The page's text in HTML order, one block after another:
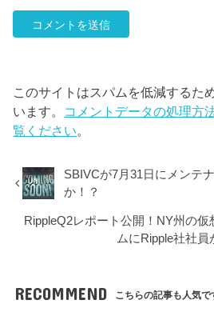
このサイトはスパムを低減するた
います。 コメントデータの処理方
覧ください
SBIVCが7月31日にメンテ
か！？
RippleQ2レポート公開！NY州の仮
ムにRipple社社員
RECOMMEND こちらの記事も人気で